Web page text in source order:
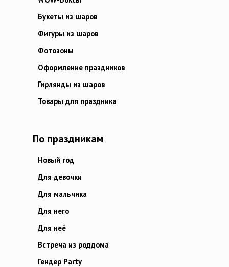
Букеты из шаров
Фигуры из шаров
Фотозоны
Оформление праздников
Гирлянды из шаров
Товары для праздника
По праздникам
Новый год
Для девочки
Для мальчика
Для него
Для неё
Встреча из роддома
Гендер Party